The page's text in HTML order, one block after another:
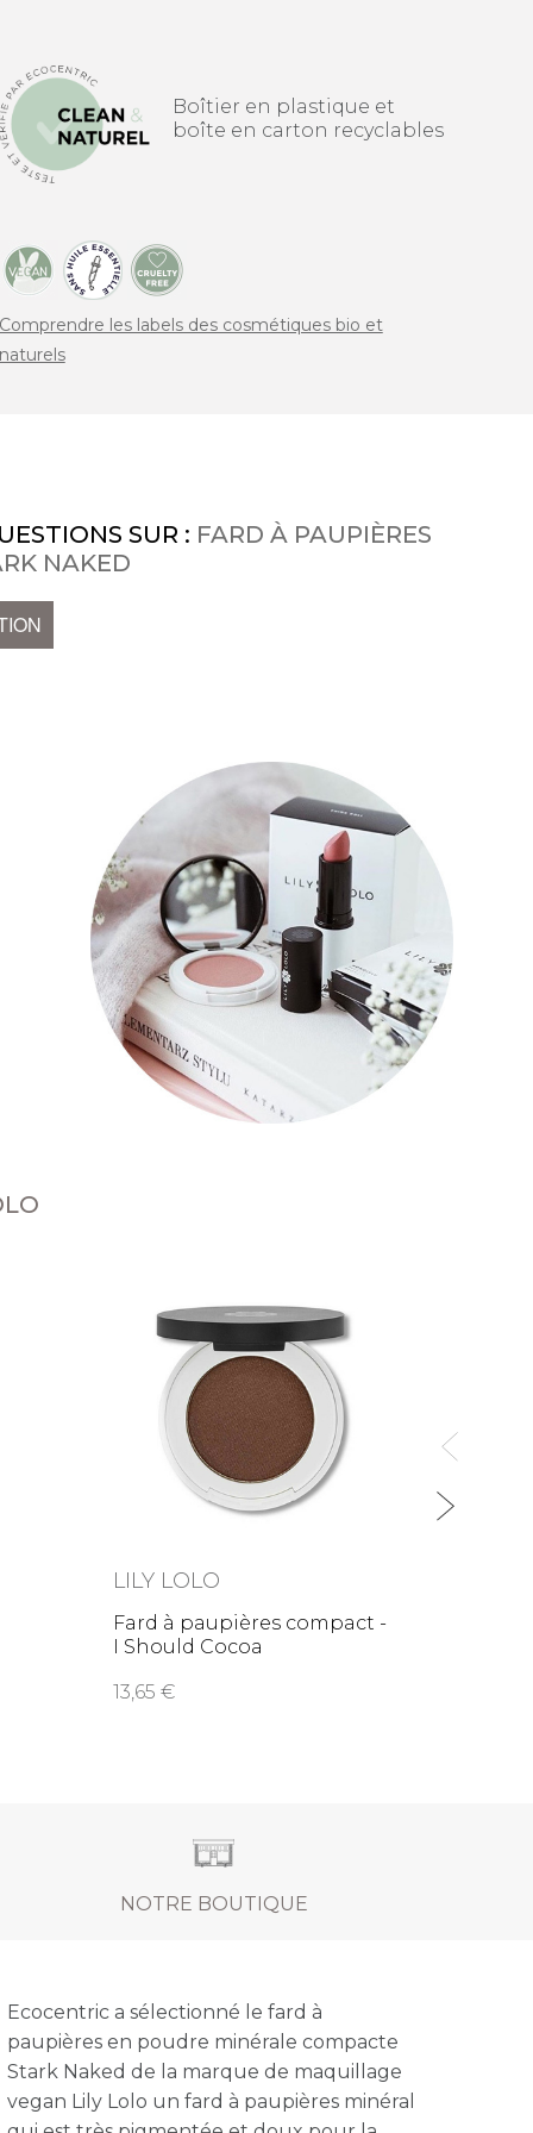
Boîtier en plastique et
boîte en carton recyclables
les labels des cosmétiques bio et
SUR : FARD À PAUPIÈRES
NAKED
LILY LOLO
Fard à paupières compact -
I Should Cocoa
13,65
NOTRE BOUTIQUE
Ecocentric a sélectionné le fard à
paupières en poudre minérale compacte
Stark Naked de la marque de maquillage
vegan Lily Lolo un fard à paupières minéral